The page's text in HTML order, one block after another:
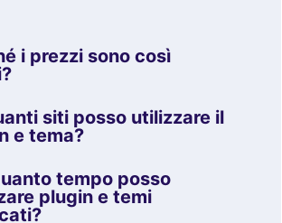
i prezzi sono così
siti posso utilizzare il
e tema?
tempo posso
plugin e temi